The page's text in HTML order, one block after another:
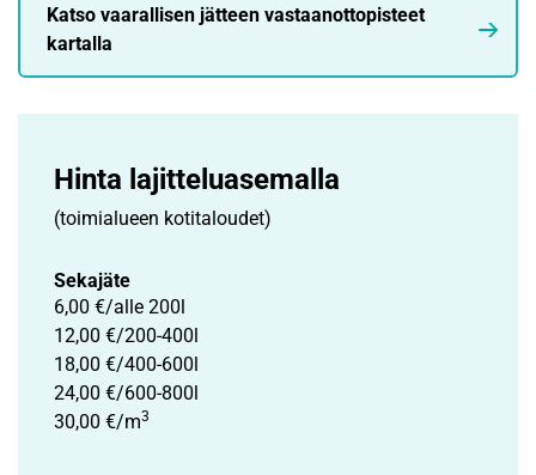
Katso vaarallisen jätteen vastaanottopisteet
kartalla
Hinta lajittelu­asemalla
(toimialueen kotitaloudet)
Sekajäte
6,00 €/alle 200l
12,00 €/200-400l
18,00 €/400-600l
24,00 €/600-800l
30,00 €/m3